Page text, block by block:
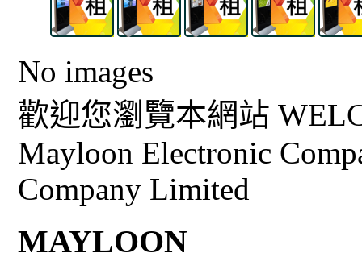
No images
歡迎您瀏覽本網站
Mayloon Electronic
Company Limited
MAYLOON